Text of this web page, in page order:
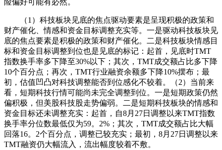
（1）科技板块见底的焦点驱动要素是呈现积极的政策和
财产催化、情感和资金目标调整充实等。一是驱动科技板块见
底的焦点要素是积极的政策和财产催化。二是科技板块情感目
标和资金目标调整到位也是见底的标记：起首，见底时TMT
指数换手率多下降至30%以下；其次，TMT成交额占比多下降
10个百分点；再次，TMT行业融资余额多下降10%摆布；最
初，估值凹凸对科技调整能否到位感化不较着。（2）当前来
看，短期科技行情可能尚未完全调整到位。一是短期政策仍然
偏积极，但美股科技股走势偏弱。二是短期科技板块的情感和
资金目标还未调整充实：起首，自8月27日调整以来TMT指数
换手率分位数最低仅为59。2%；其次，TMT成交额占比大幅
回落16。2个百分点，调整已较充实；最初，8月27日调整以来
TMT融资仍大幅流入，流出幅度较着不敷。